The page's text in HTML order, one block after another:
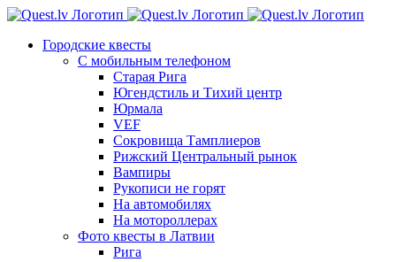
Skip
contentГородские квесты
С мобильным телефоном
Старая Рига
Югендстиль и Тихий центр
Юрмала
VEF
Сокровища Тамплиеров
Рижский Центральный рынок
Вампиры
Рукописи не горят
На автомобилях
На мотороллерах
Фото квесты в Латвии
Рига